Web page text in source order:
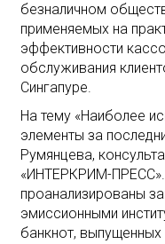
безналичном
применяемых на
эффективности
обслуживания
Сингапуре.
На тему «Наиболее
элементы за
Румянцева,
«ИНТЕРКРИМ-ПРЕСС».
проанализированы
эмиссионными
банкнот,